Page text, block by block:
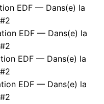
EDF — Dans(e) la
EDF — Dans(e) la
EDF — Dans(e) la
EDF — Dans(e) la